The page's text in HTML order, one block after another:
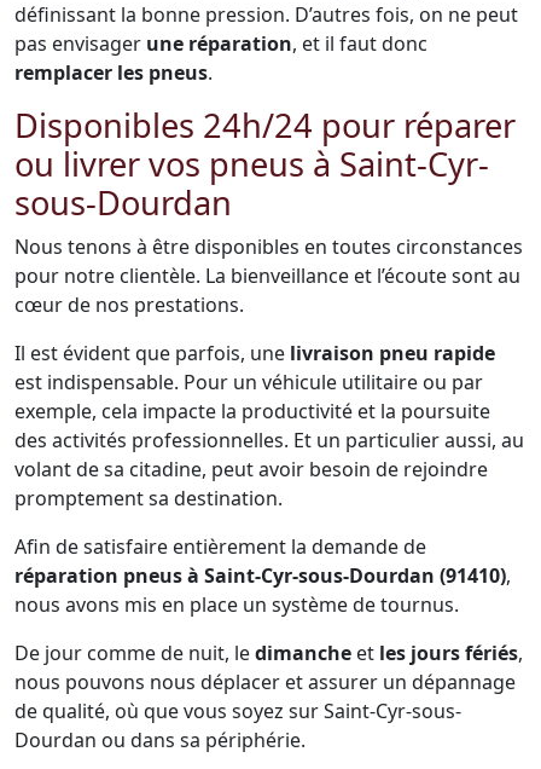
définissant la bonne pression. D’autres fois, on ne peut
pas envisager une réparation, et il faut donc
remplacer les pneus.
Disponibles 24h/24 pour réparer
ou livrer vos pneus à Saint-Cyr-
sous-Dourdan
Nous tenons à être disponibles en toutes circonstances
pour notre clientèle. La bienveillance et l’écoute sont au
cœur de nos prestations.
Il est évident que parfois, une livraison pneu rapide
est indispensable. Pour un véhicule utilitaire ou par
exemple, cela impacte la productivité et la poursuite
des activités professionnelles. Et un particulier aussi, au
volant de sa citadine, peut avoir besoin de rejoindre
promptement sa destination.
Afin de satisfaire entièrement la demande de
réparation pneus à Saint-Cyr-sous-Dourdan (91410),
nous avons mis en place un système de tournus.
De jour comme de nuit, ledimanche et les jours fériés,
nous pouvons nous déplacer et assurer un dépannage
de qualité, où que vous soyez sur Saint-Cyr-sous-
Dourdan ou dans sa périphérie.